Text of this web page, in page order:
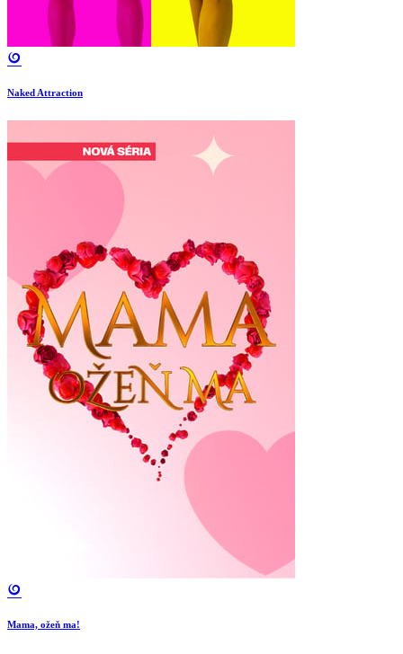
Naked Attraction
Mama, ožeň ma!